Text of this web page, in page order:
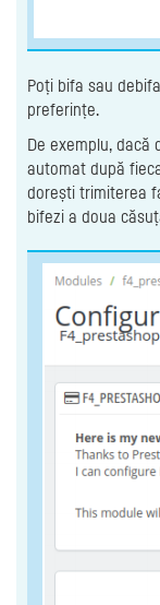
Poți bifa sau
preferințe.
De exemplu,
automat după
dorești trimiterea
bifezi a doua